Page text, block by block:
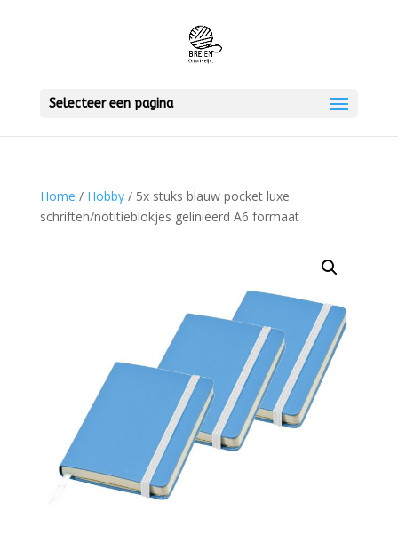
Selecteer een pagina
Home / Hobby/ 5x stuks blauw pocket luxe
schriften/notitieblokjes gelinieerd A6 formaat